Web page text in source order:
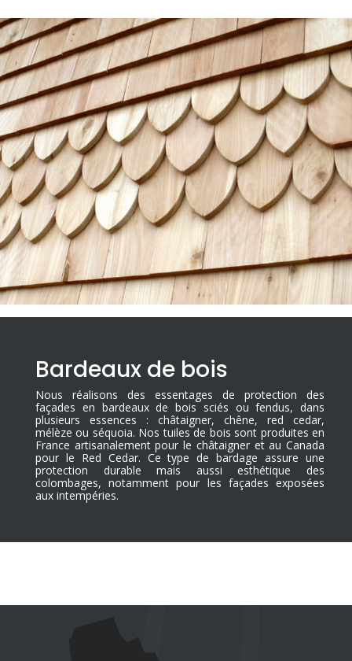
Bardeaux de bois
Nous réalisons des essentages de protection des
façades en bardeaux de bois sciés ou fendus, dans
plusieurs essences : châtaigner, chêne, red cedar,
mélèze ou séquoia. Nos tuiles de bois sont produites en
France artisanalement pour le châtaigner et au Canada
pour le Red Cedar. Ce type de bardage assure une
protection durable mais aussi esthétique des
colombages, notamment pour les façades exposées
aux intempéries.